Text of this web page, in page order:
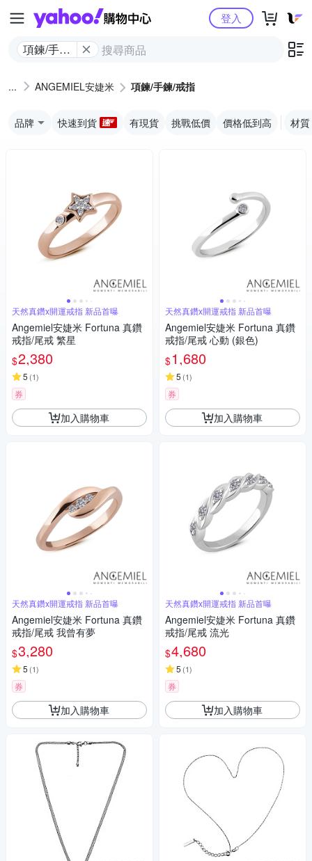
Yahoo購物中心
項鍊/手鍊/
登入
ANGEMIEL安婕米 項鍊/手鍊/戒指
品牌 快速到貨 有現貨 挑戰低價 價格低到高 材質
天然真鑽x開運戒指 新品首曝
Angemiel安婕米 Fortuna 真鑽
戒指/尾戒 繁星
$2,380
5 (1)
券
加入購物車
天然真鑽x開運戒指 新品首曝
Angemiel安婕米 Fortuna 真鑽
戒指/尾戒 我曾有夢
$3,280
5 (1)
券
加入購物車
天然真鑽x開運戒指 新品首曝
Angemiel安婕米 Fortuna 真鑽
戒指/尾戒 心動 (銀色)
$1,680
5 (1)
券
加入購物車
天然真鑽x開運戒指 新品首曝
Angemiel安婕米 Fortuna 真鑽
戒指/尾戒 流光
$4,680
5 (1)
券
加入購物車